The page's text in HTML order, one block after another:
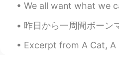
We all want what we can’t have... but that doesn’t
昨日から一周間ボーンマスに住む犬と猫の世話をしに、ロンドンに家族に会いに行く叔母の家に行っている。 ロッ
Excerpt from A Cat, A Man, and Two Women by